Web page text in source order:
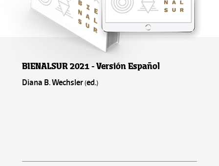
BIENALSUR 2021 - Versión Español
Diana B. Wechsler (ed.)